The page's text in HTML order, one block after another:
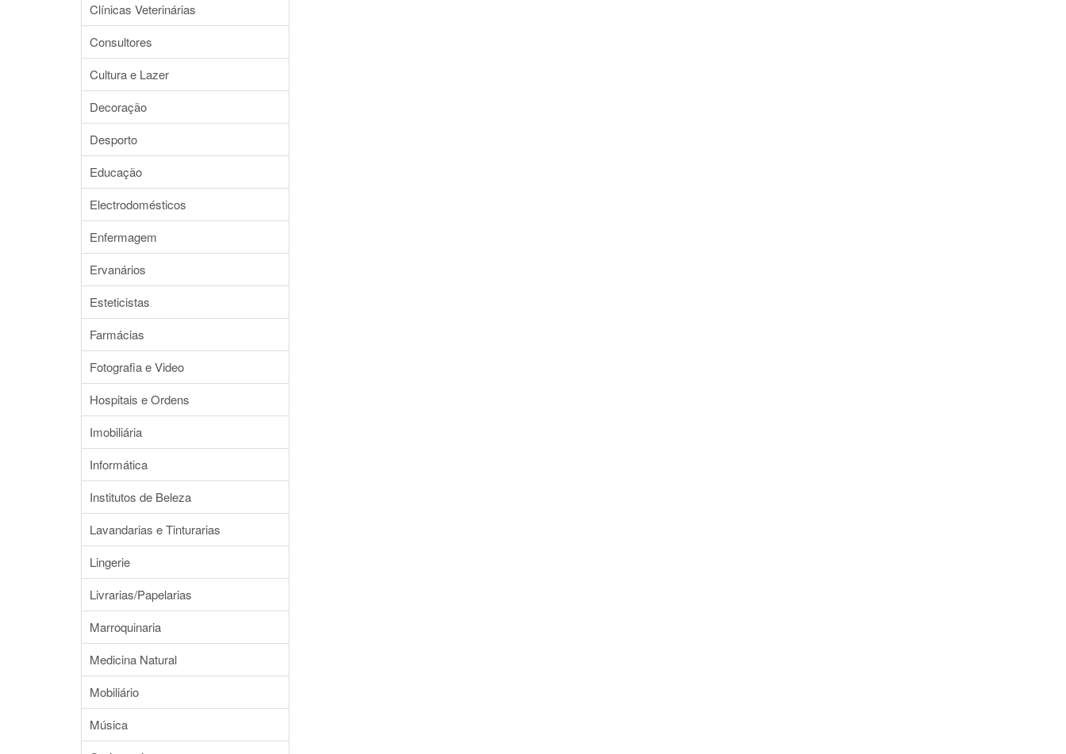
Clínicas Veterinárias
Consultores
Cultura e Lazer
Decoração
Desporto
Educação
Electrodomésticos
Enfermagem
Ervanários
Esteticistas
Farmácias
Fotografia e Video
Hospitais e Ordens
Imobiliária
Informática
Institutos de Beleza
Lavandarias e Tinturarias
Lingerie
Livrarias/Papelarias
Marroquinaria
Medicina Natural
Mobiliário
Música